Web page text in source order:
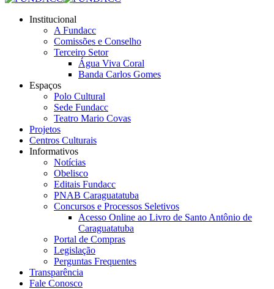
Institucional
A Fundacc
Comissões e Conselho
Terceiro Setor
Água Viva Coral
Banda Carlos Gomes
Espaços
Polo Cultural
Sede Fundacc
Teatro Mario Covas
Projetos
Centros Culturais
Informativos
Notícias
Obelisco
Editais Fundacc
PNAB Caraguatatuba
Concursos e Processos Seletivos
Acesso Online ao Livro de Santo Antônio de
Caraguatatuba
Portal de Compras
Legislação
Perguntas Frequentes
Transparência
Fale Conosco